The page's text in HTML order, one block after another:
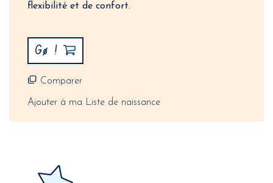
flexibilité et de confort.
Gø !
Comparer
Ajouter à ma Liste de naissance